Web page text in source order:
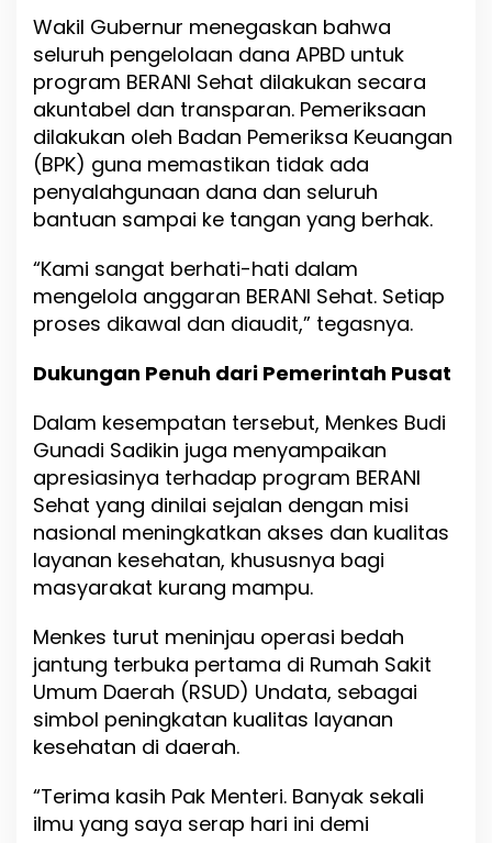
Wakil Gubernur menegaskan bahwa
seluruh pengelolaan dana APBD untuk
program BERANI Sehat dilakukan secara
akuntabel dan transparan. Pemeriksaan
dilakukan oleh Badan Pemeriksa Keuangan
(BPK) guna memastikan tidak ada
penyalahgunaan dana dan seluruh
bantuan sampai ke tangan yang berhak.
“Kami sangat berhati-hati dalam
mengelola anggaran BERANI Sehat. Setiap
proses dikawal dan diaudit,” tegasnya.
Dukungan Penuh dari Pemerintah Pusat
Dalam kesempatan tersebut, Menkes Budi
Gunadi Sadikin juga menyampaikan
apresiasinya terhadap program BERANI
Sehat yang dinilai sejalan dengan misi
nasional meningkatkan akses dan kualitas
layanan kesehatan, khususnya bagi
masyarakat kurang mampu.
Menkes turut meninjau operasi bedah
jantung terbuka pertama di Rumah Sakit
Umum Daerah (RSUD) Undata, sebagai
simbol peningkatan kualitas layanan
kesehatan di daerah.
“Terima kasih Pak Menteri. Banyak sekali
ilmu yang saya serap hari ini demi